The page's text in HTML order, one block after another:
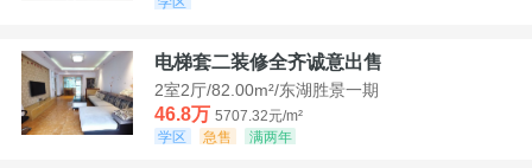
电梯套二装修全齐诚意出售
2室2厅/82.00m²/东湖胜景一期
46.8万 5707.32元/m²
学区
急售 满两年